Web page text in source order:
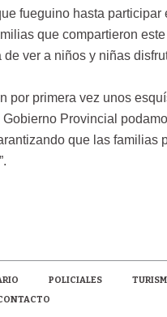
fueguino hasta participar
que compartieron
ver a niños y niñas
por primera vez unos
Provincial
que las familias
POLICIALES